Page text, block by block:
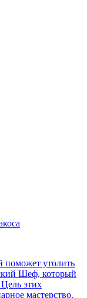
утолить
Шеф, который
этих
мастерство.